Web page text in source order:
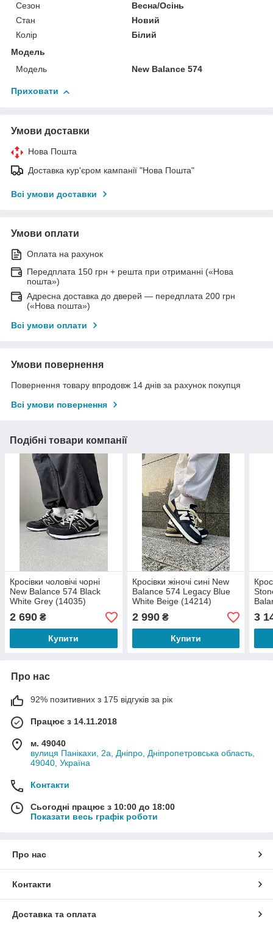
Сезон
Весна/Осінь
Стан
Новий
Колір
Білий
Модель
Модель
New Balance 574
Приховати
Умови доставки
Нова Пошта
Доставка кур'єром кампанії "Нова Пошта"
Всі умови доставки
Умови оплати
Оплата на рахунок
Передплата 150 грн + решта при отриманні («Нова
пошта»)
Адресна доставка до дверей — передплата 200 грн
(«Нова пошта»)
Всі умови оплати
Умови повернення
Повернення товару впродовж 14 днів за рахунок покупця
Всі умови повернення
Подібні товари компанії
Кросівки чоловічі чорні
New Balance 574 Black
White Grey (14035)
2 690 ₴
Купити
Кросівки жіночі сині New
Balance 574 Legacy Blue
White Beige (14214)
2 990₴
Купити
3
Про нас
92% позитивних з 175 відгуків за рік
Працює з 14.11.2018
м. 49040
вулиця Панікахи, 2а, Дніпро, Дніпропетровська область,
49040, Україна
Контакти
Сьогодні працює з 10:00 до 18:00
Показати весь графік роботи
Про нас
Контакти
Доставка та оплата